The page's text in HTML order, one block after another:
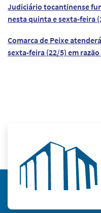
Judiciário tocantinense
nesta quinta e sexta-feira
Comarca de Peixe
sexta-feira (22/5) em